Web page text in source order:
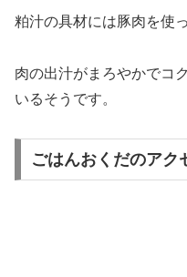
粕汁の具材には豚肉を使
肉の出汁がまろやかでコ
いるそうです。
ごはんおくだのアク